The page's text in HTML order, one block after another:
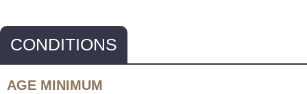
CONDITIONS
AGE MINIMUM